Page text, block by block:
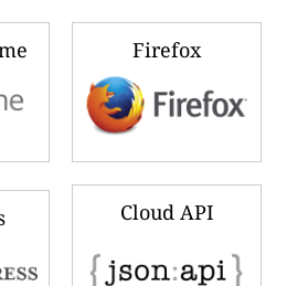
Firefox
Cloud API